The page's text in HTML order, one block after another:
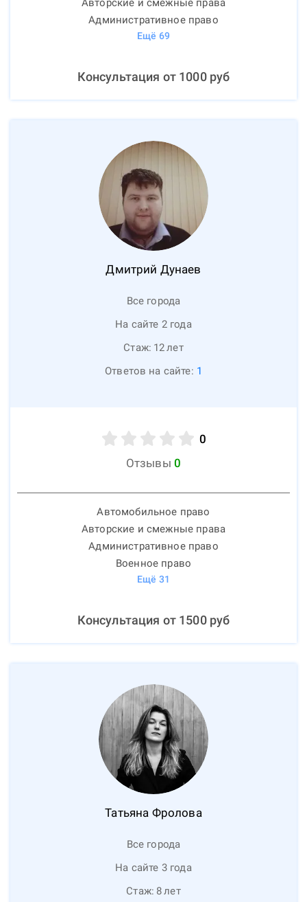
Авторские и смежные права
Административное право
Ещё 69
Консультация от 1000руб
Дмитрий Дунаев
Все города
На сайте 2 года
Стаж: 12лет
Ответов на сайте: 1
0
Отзывы 0
Автомобильное право
Авторские и смежные права
Административное право
Военное право
Ещё 31
Консультация от 1500руб
Татьяна Фролова
Все города
На сайте 3 года
Стаж: 8лет